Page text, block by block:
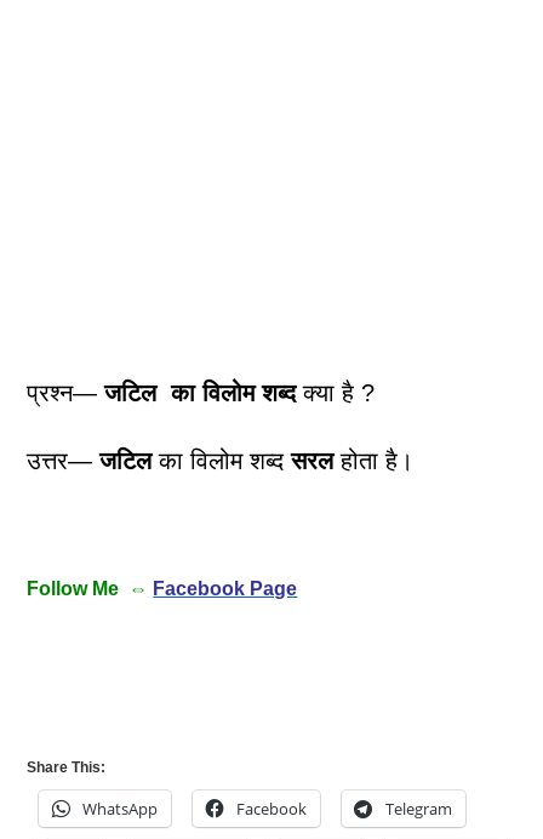
प्रश्न—जटिलका विलोम शब्दक्या है ?
उत्तर—जटिलका विलोम शब्दसरलहोता है।
Follow Me ⇔ Facebook Page
Share This:
WhatsApp Facebook Telegram